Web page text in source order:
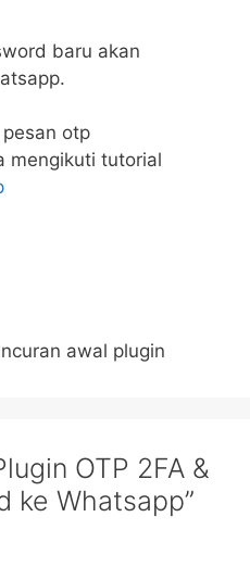
baru akan
otp
mengikuti tutorial
awal plugin
OTP 2FA &
ke Whatsapp”